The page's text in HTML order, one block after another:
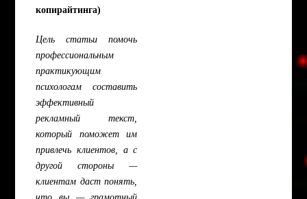
копирайтинга)
Цель статьи помочь
профессиональным
практикующим
психологам составить
эффективный
рекламный текст,
который поможет им
привлечь клиентов, а с
другой стороны —
клиентам даст понять,
что вы — грамотный